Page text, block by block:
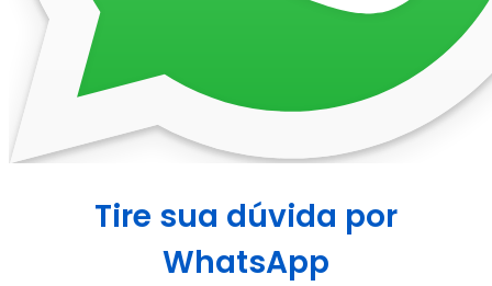
Tire sua dúvida por
WhatsApp